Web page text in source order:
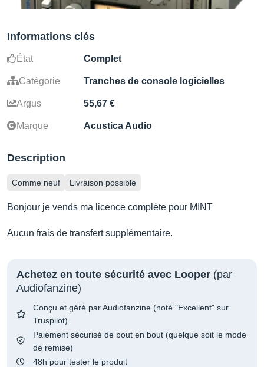
Informations clés
État Complet
Catégorie Tranches de console logicielles
Argus 55,67 €
Marque Acustica Audio
Description
Comme neuf Livraison possible
Bonjour je vends ma licence complète pour MINT
Aucun frais de transfert supplémentaire.
Achetez en toute sécurité avec Looper (par
Audiofanzine)
Conçu et géré par Audiofanzine (noté "Excellent" sur
Truspilot)
Paiement sécurisé de bout en bout (quelque soit le mode
de remise)
48h pour tester le produit